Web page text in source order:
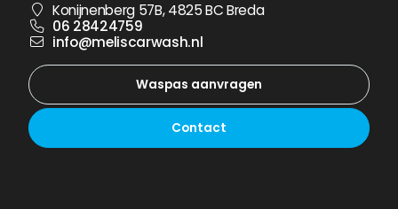
Konijnenberg 57B, 4825 BC Breda
06 28424759
info@meliscarwash.nl
Waspas aanvragen
Contact